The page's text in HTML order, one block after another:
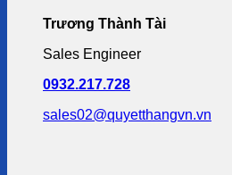
Trương Thành Tài
Sales Engineer
0932.217.728
sales02@quyetthangvn.vn